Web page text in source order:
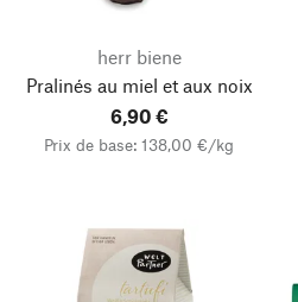
herr biene
Pralinés au miel et aux noix
6,90 €
Prix de base: 138,00 €/kg